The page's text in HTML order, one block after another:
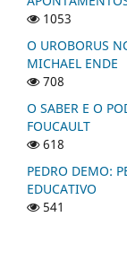
1053
O UROBORUS
MICHAEL ENDE
708
O SABER E O
FOUCAULT
618
PEDRO DEMO:
EDUCATIVO
541